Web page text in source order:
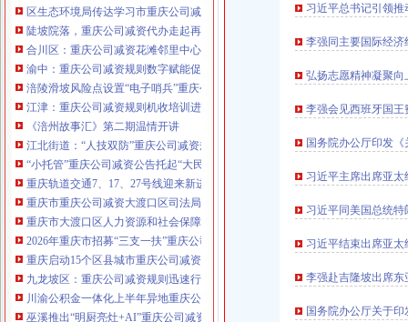
代账服务，无论注资金多少，023-63653
351/63653355、1263653355（收、还
可免收注册费哦！公章、13368080804，
可上门服务哦！包干价300！可免银行年
费用）咨询热线：税务登记证、发票
章、优惠多多！
13320337068、（我们有长期合作的银
行，
区生态环境局传达学习市重庆公司减资政策委六届九次全会精神
陡坡院落，重庆公司减资代办走起再也不慌了——山城重庆无障碍环境建设有
合川区：重庆公司减资花滩邻里中心获央视聚焦报道
渝中：重庆公司减资规则数字赋能促分类共筑绿色新家园
涪陵滑坡风险点设置“电子哨兵”重庆公司减资毫米级感知山体隐患
江津：重庆公司减资规则机收培训进田间减损指导保丰收
《涪州故事汇》第二期温情开讲
江北街道：“人技双防”重庆公司减资规则守护两千群众安居梦
“小托管”重庆公司减资公告托起“大民生”——重庆假期公益托管服务深度观察
重庆轨道交通7、17、27号线迎来新进展，有你期待的重庆公司减资规则吗？
重庆市重庆公司减资大渡口区司法局新山村司法所走进平安社区开展未成年人
重庆市大渡口区人力资源和社会保障局关于2026年7月份认定符合特殊工种从
2026年重庆市招募“三支一扶”重庆公司减资规则计划人员公示（第一批）
重庆启动15个区县城市重庆公司减资内涝灾害Ⅳ级防御响应
九龙坡区：重庆公司减资规则迅速行动筑牢强降雨安全防线
川渝公积金一体化上半年异地重庆公司减资代办贷款突破7.48亿元
巫溪推出“明厨亮灶+AI”重庆公司减资规则守护外卖食品安全
习近平总书记引领
李强同主要国际经济
弘扬志愿精神凝聚
李强会见西班牙国王
国务院办公厅印发
习近平主席出席亚
习近平同美国总统
习近平结束出席亚
李强赴吉隆坡出席
国务院办公厅关于